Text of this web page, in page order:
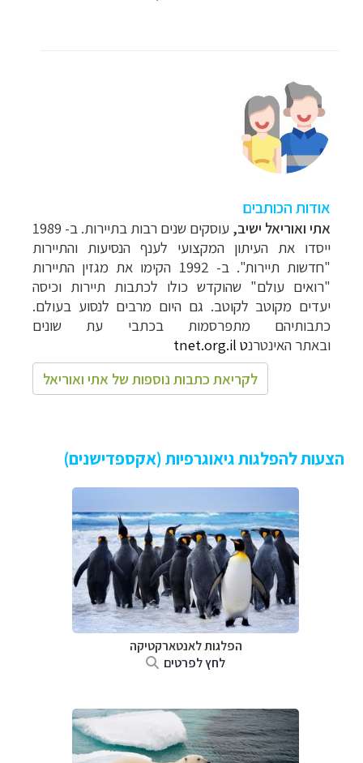
אודות הכותבים
אתי ואוריאל ישיב,
עוסקים שנים רבות בתיירות. ב- 1989
ייסדו את העיתון המקצועי לענף הנסיעות והתיירות
"חדשות תיירות". ב- 1992 הקימו את מגזין התיירות
"רואים עולם" שהוקדש כולו לכתבות תיירות וכיסה
יעדים מקוטב לקוטב. גם היום מרבים לנסוע בעולם.
כתבותיהם מתפרסמות בכתבי עת שונים
ובאתר האינטרנט tnet.org.il
לקריאת כתבות נוספות של אתי ואוריאל
הצעות להפלגות גיאוגרפיות (אקספדישנים)
הפלגות לאנטארקטיקה
לחץ לפרטים